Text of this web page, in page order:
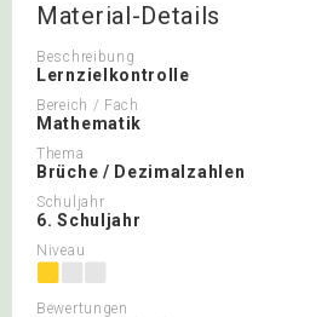
Material-Details
Beschreibung
Lernzielkontrolle
Bereich / Fach
Mathematik
Thema
Brüche / Dezimalzahlen
Schuljahr
6. Schuljahr
Niveau
Bewertungen